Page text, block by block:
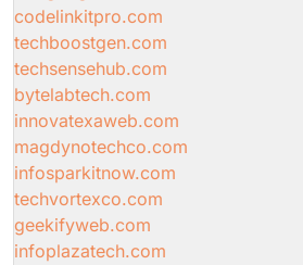
codelinkitpro.com
techboostgen.com
techsensehub.com
bytelabtech.com
innovatexaweb.com
magdynotechco.com
infosparkitnow.com
techvortexco.com
geekifyweb.com
infoplazatech.com